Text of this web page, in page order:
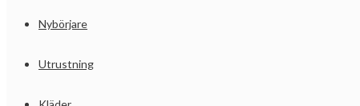
Nybörjare
Utrustning